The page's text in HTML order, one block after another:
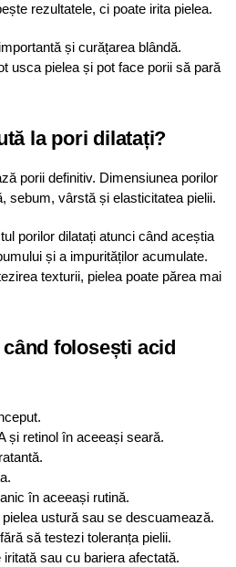
rezultatele, ci poate irita pielea.
și curățarea blândă.
usca pielea și pot face porii să pară
la pori dilatați?
porii definitiv. Dimensiunea porilor
sebum, vârstă și elasticitatea pielii.
porilor dilatați atunci când aceștia
și a impurităților acumulate.
texturii, pielea poate părea mai
folosești acid
și retinol în aceeași seară.
în aceeași rutină.
ustură sau se descuamează.
să testezi toleranța pielii.
sau cu bariera afectată.